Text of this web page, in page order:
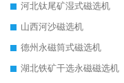
河北钛尾矿湿式磁选机
山西河沙磁选机
德州永磁筒式磁选机
湖北铁矿干选永磁磁选机